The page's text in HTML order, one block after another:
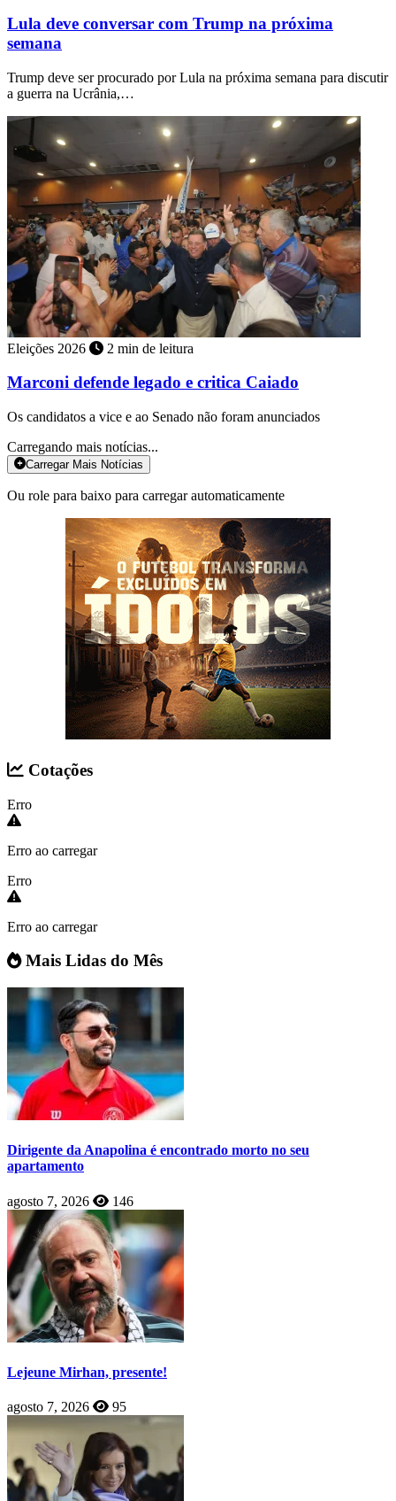
Lula deve conversar com Trump na próxima
semana
Trump deve ser procurado por Lula na próxima semana para discutir
a guerra na Ucrânia,…
Eleições 2026 2 min de leitura
Marconi defende legado e critica Caiado
Os candidatos a vice e ao Senado não foram anunciados
Carregando mais notícias...
Carregar Mais Notícias
Ou role para baixo para carregar automaticamente
Cotações
Erro
Erro ao carregar
Erro
Erro ao carregar
Mais Lidas do Mês
Dirigente da Anapolina é encontrado morto no seu
apartamento
agosto 7, 2026 146
Lejeune Mirhan, presente!
agosto 7, 2026 95